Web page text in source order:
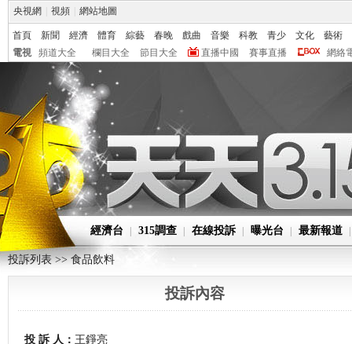
央視網 視頻 網站地圖
首頁 新聞 經濟 體育 綜藝 春晚 戲曲 音樂 科教 青少 文化
藝術
電視
頻道大全 欄目大全 節目大全 直播中國 賽事直播 網絡
經濟台 315調查 在線投訴 曝光台 最新報道
投訴列表 >>食品飲料
投訴內容
投 訴 人： 王錚亮